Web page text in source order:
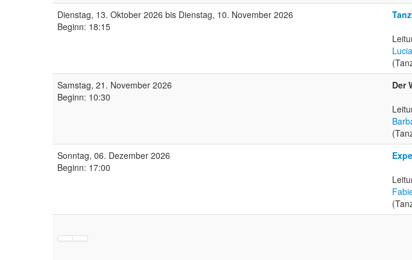
Dienstag, 13. Oktober 2026 bis Dienstag, 10. November 2026
Beginn: 18:15
Samstag, 21. November 2026
Beginn: 10:30
Der
Sonntag, 06. Dezember 2026
Beginn: 17:00